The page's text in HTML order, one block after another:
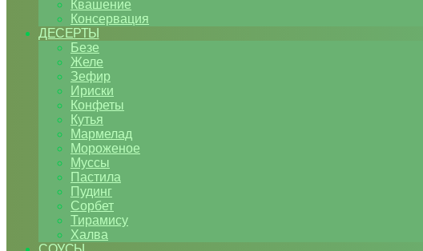
Квашение
Консервация
ДЕСЕРТЫ
Безе
Желе
Зефир
Ириски
Конфеты
Кутья
Мармелад
Мороженое
Муссы
Пастила
Пудинг
Сорбет
Тирамису
Халва